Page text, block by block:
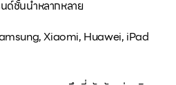
ด์ชั้นนำหลากหลาย
Xiaomi, Huawei, iPad